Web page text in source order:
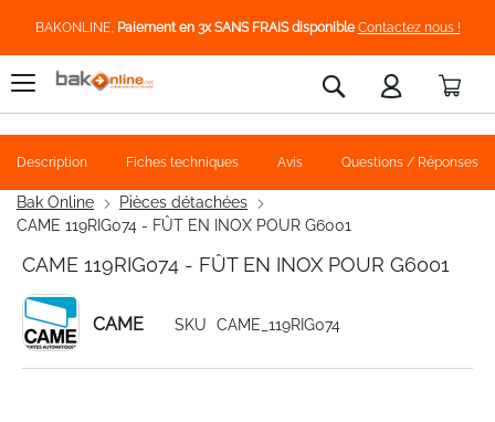
BAKONLINE, Paiement en 3x SANS FRAIS disponible Contactez nous !
Rechercher
Bak Online
Pièces détachées
CAME 119RIG074 - FÛT EN INOX POUR G6001
CAME 119RIG074 - FÛT EN INOX POUR G6001
CAME SKU CAME_119RIG074
Description Fiches techniques Avis Questions / Réponses